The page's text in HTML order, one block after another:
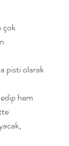
çok
pisti olarak
hem